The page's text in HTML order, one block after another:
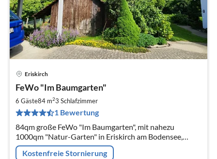
Eriskirch
FeWo "Im Baumgarten"
6 Gäste84 m23 Schlafzimmer
1 Bewertung
84qm große FeWo "Im Baumgarten", mit nahezu
1000qm "Natur-Garten" in Eriskirch am Bodensee,
angrenzend an den Fluss "Schussen", hell und geräumig
für 2 bis 4 Pers., max. 6 Pers.
Kostenfreie Stornierung